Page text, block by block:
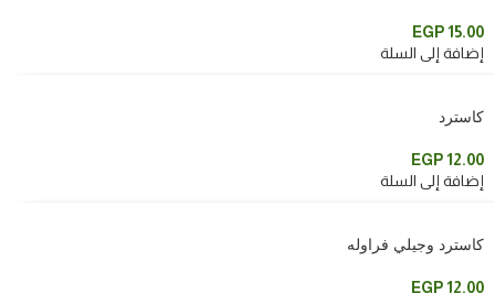
EGP15.00
إضافة إلى السلة
كاسترد
EGP12.00
إضافة إلى السلة
كاسترد وجيلي فراوله
EGP12.00